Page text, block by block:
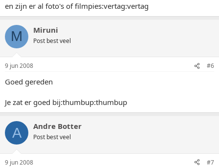
en zijn er al foto's of filmpies:vertag:vertag
M Miruni
Post best veel
9 jun 2008 #6
Goed gereden
Je zat er goed bij:thumbup:thumbup
A Andre Botter
Post best veel
9 jun 2008 #7